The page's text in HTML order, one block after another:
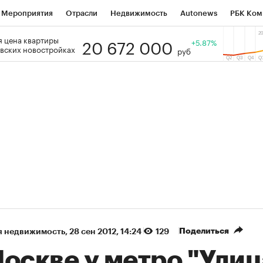
Мероприятия Отрасли Недвижимость Autonews РБК
РБК Образование Тренды
цена квартиры
новостройках
20 672 000 руб
+5.87%
недвижимость⁠, 28 сен 2012, 14:24 129 Поделиться